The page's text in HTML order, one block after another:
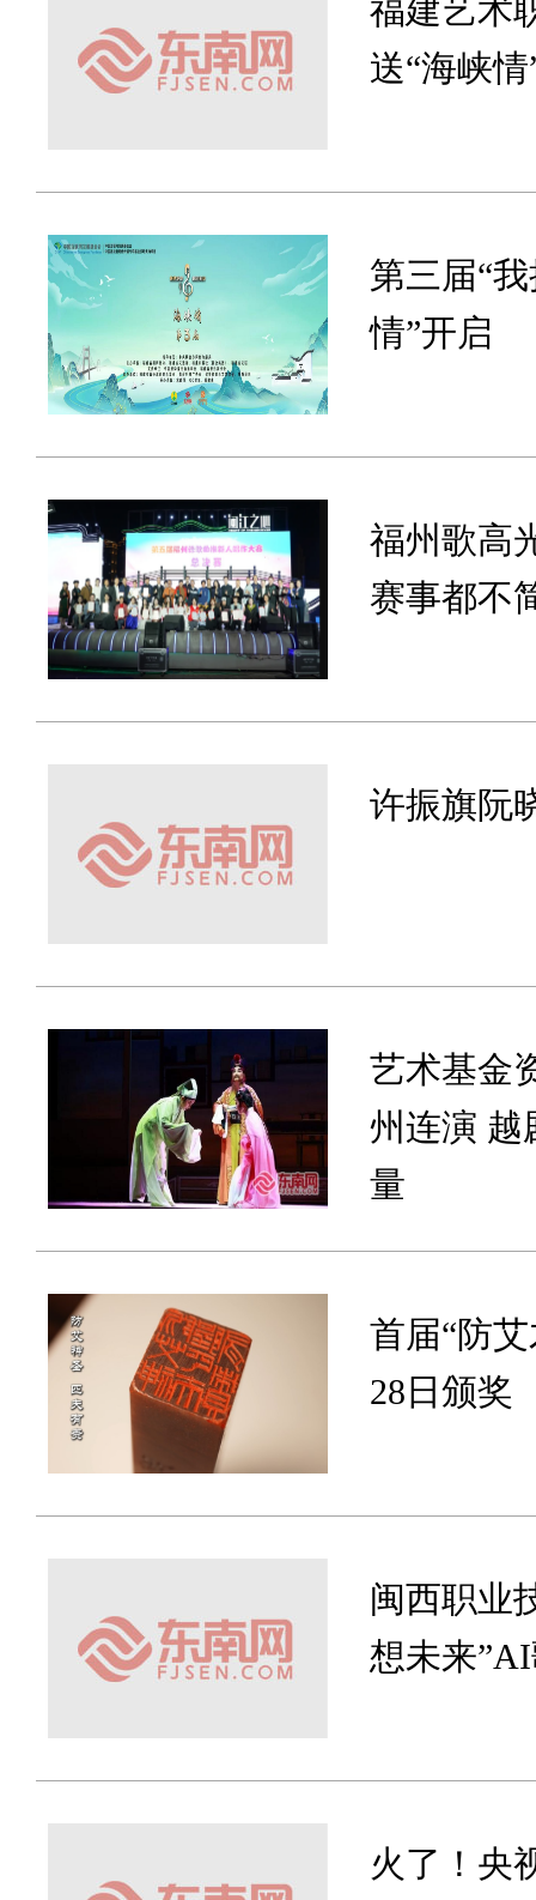
福建艺术
送“海峡情
第三届“
情”开启
福州歌高
赛事都不
许振旗阮
艺术基金
州连演 越
量
首届“防
28日颁奖
闽西职业
想未来
火了！央